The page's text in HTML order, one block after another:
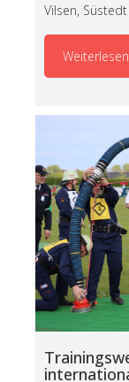
Vilsen,
Weiterlesen